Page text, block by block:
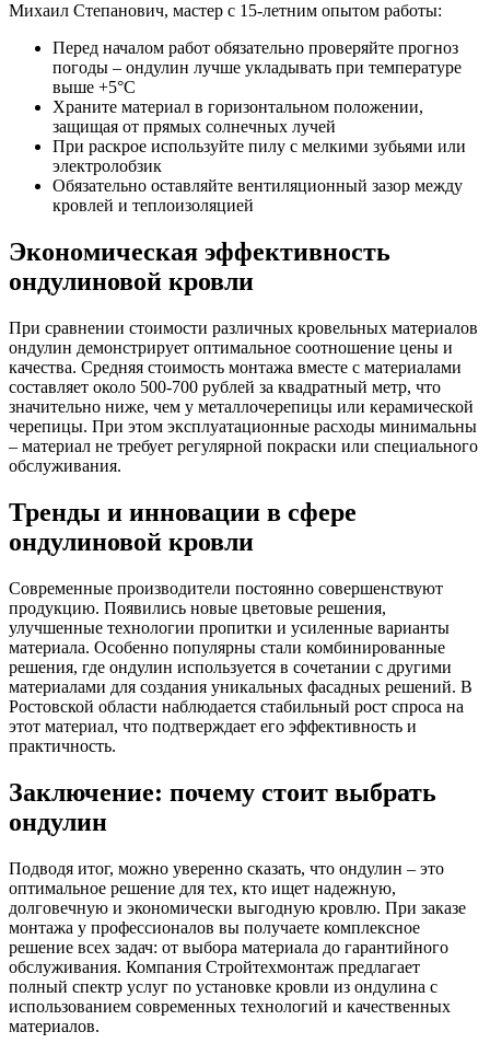
Михаил Степанович, мастер с 15-летним опытом работы:
Перед началом работ обязательно проверяйте прогноз
погоды – ондулин лучше укладывать при температуре
выше +5°C
Храните материал в горизонтальном положении,
защищая от прямых солнечных лучей
При раскрое используйте пилу с мелкими зубьями или
электролобзик
Обязательно оставляйте вентиляционный зазор между
кровлей и теплоизоляцией
Экономическая эффективность
ондулиновой кровли
При сравнении стоимости различных кровельных материалов
ондулин демонстрирует оптимальное соотношение цены и
качества. Средняя стоимость монтажа вместе с материалами
составляет около 500-700 рублей за квадратный метр, что
значительно ниже, чем у металлочерепицы или керамической
черепицы. При этом эксплуатационные расходы минимальны
– материал не требует регулярной покраски или специального
обслуживания.
Тренды и инновации в сфере
ондулиновой кровли
Современные производители постоянно совершенствуют
продукцию. Появились новые цветовые решения,
улучшенные технологии пропитки и усиленные варианты
материала. Особенно популярны стали комбинированные
решения, где ондулин используется в сочетании с другими
материалами для создания уникальных фасадных решений. В
Ростовской области наблюдается стабильный рост спроса на
этот материал, что подтверждает его эффективность и
практичность.
Заключение: почему стоит выбрать
ондулин
Подводя итог, можно уверенно сказать, что ондулин – это
оптимальное решение для тех, кто ищет надежную,
долговечную и экономически выгодную кровлю. При заказе
монтажа у профессионалов вы получаете комплексное
решение всех задач: от выбора материала до гарантийного
обслуживания. Компания Стройтехмонтаж предлагает
полный спектр услуг по установке кровли из ондулина с
использованием современных технологий и качественных
материалов.